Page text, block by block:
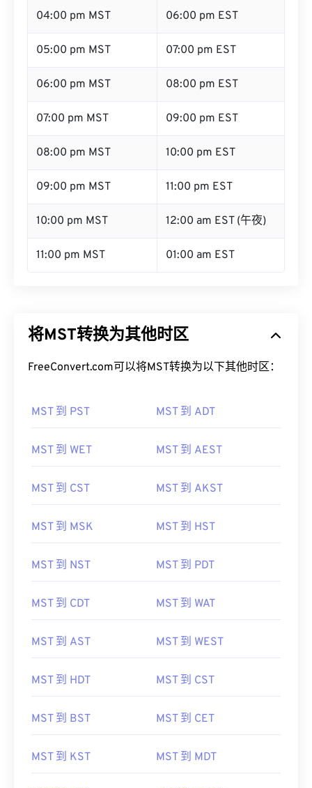
04:00 pm MST 06:00 pm EST
05:00 pm MST 07:00 pm EST
06:00 pm MST 08:00 pm EST
07:00 pm MST 09:00 pm EST
08:00 pm MST 10:00 pm EST
09:00 pm MST 11:00 pm EST
10:00 pm MST 12:00 am EST (午夜)
11:00 pm MST 01:00 am EST
将MST转换为其他时区
FreeConvert.com可以将MST转换为以下其他时区：
MST 到 PST MST 到 ADT
MST 到 WET MST 到 AEST
MST 到 CST MST 到 AKST
MST 到 MSK MST 到 HST
MST 到 NST MST 到 PDT
MST 到 CDT MST 到 WAT
MST 到 AST MST 到 WEST
MST 到 HDT MST 到 CST
MST 到 BST MST 到 CET
MST 到 KST MST 到 MDT